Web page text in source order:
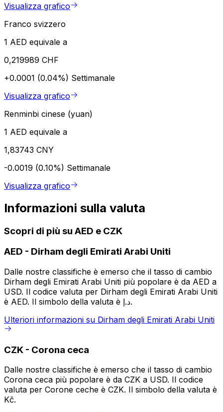
Visualizza grafico
Franco svizzero
1 AED equivale a
0,219989 CHF
+0.0001 (0.04%) Settimanale
Visualizza grafico
Renminbi cinese (yuan)
1 AED equivale a
1,83743 CNY
-0.0019 (0.10%) Settimanale
Visualizza grafico
Informazioni sulla valuta
Scopri di più su AED e CZK
AED - Dirham degli Emirati Arabi Uniti
Dalle nostre classifiche è emerso che il tasso di cambio
Dirham degli Emirati Arabi Uniti più popolare è da AED a
USD. Il codice valuta per Dirham degli Emirati Arabi Uniti
è AED. Il simbolo della valuta è د.إ.
Ulteriori informazioni su Dirham degli Emirati Arabi Uniti
CZK - Corona ceca
Dalle nostre classifiche è emerso che il tasso di cambio
Corona ceca più popolare è da CZK a USD. Il codice
valuta per Corone ceche è CZK. Il simbolo della valuta è
Kč.